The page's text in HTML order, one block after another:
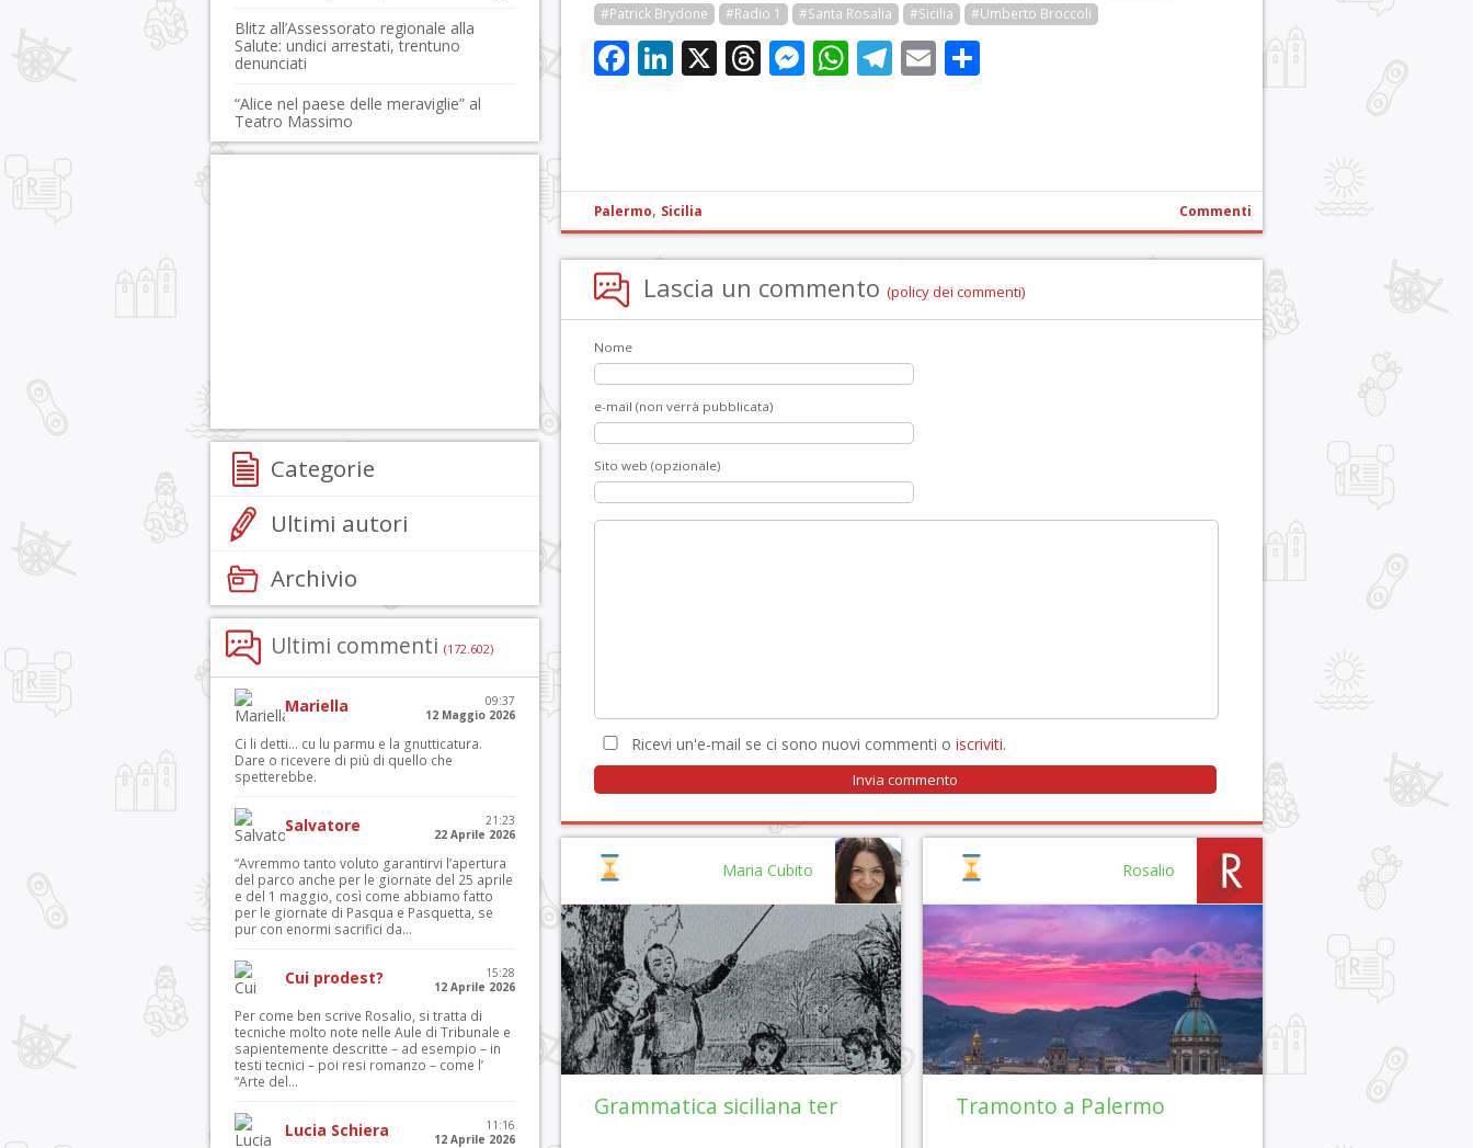
#Patrick Brydone
#Radio 1 #Santa Rosalia #Sicilia #Umberto Broccoli
Facebook
LinkedIn
X Threads
Messenger
WhatsApp
Telegram
Email
Palermo, Sicilia Commenti
Lascia un commento (policy dei commenti)
Nome
e-mail (non verrà pubblicata)
Sito web (opzionale)
Ricevi un'e-mail se ci sono nuovi commenti o iscriviti.
Rosalio
Tramonto a Palermo
Maria Cubito
Grammatica siciliana ter
Blitz all’Assessorato regionale alla
Salute: undici arrestati, trentuno
denunciati
“Alice nel paese delle meraviglie” al
Teatro Massimo
Categorie
Ultimi autori
Archivio
Ultimi commenti (172.602)
Mariella
09:37
12 Maggio 2026
Ci li detti… cu lu parmu e la gnutticatura.
Dare o ricevere di più di quello che
spetterebbe.
Salvatore
21:23
22 Aprile 2026
“Avremmo tanto voluto garantirvi l’apertura
del parco anche per le giornate del 25 aprile
e del 1 maggio, così come abbiamo fatto
per le giornate di Pasqua e Pasquetta, se
pur con enormi sacrifici da...
Cui prodest?
15:28
12 Aprile 2026
Per come ben scrive Rosalio, si tratta di
tecniche molto note nelle Aule di Tribunale e
sapientemente descritte – ad esempio – in
testi tecnici – poi resi romanzo – come l’
“Arte del...
Lucia Schiera
11:16
12 Aprile 2026